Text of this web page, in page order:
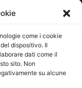
come i cookie
dispositivo. Il
dati come il
sito. Non
su alcune
Scaglione
Calabrese